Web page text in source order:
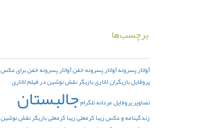
برچسب‌ها
آواتار پسرونهآواتار پسرونه خفنآواتار پسرونه خفن برای عکس
پروفایلبازیگران لاتاریبازیگر نقش نوشین در فیلم لاتاری
تصاویر پروفایل مردانه تلگرامجالبستان
زندگینامه و عکس زیبا کرمعلیزیبا کرمعلی بازیگر نقش نوشین